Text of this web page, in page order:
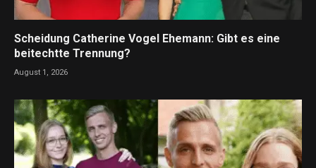
Scheidung Catherine Vogel Ehemann: Gibt es eine
beitechtte Trennung?
August 1, 2026